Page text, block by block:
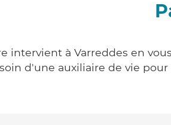
intervient à Varreddes en
d'une auxiliaire de vie